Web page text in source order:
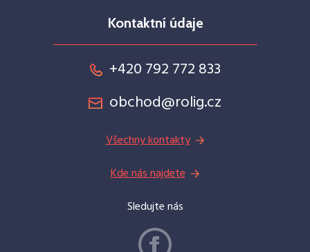
Kontaktní údaje
+420 792 772 833
obchod@rolig.cz
Všechny kontakty
Kde nás najdete
Sledujte nás